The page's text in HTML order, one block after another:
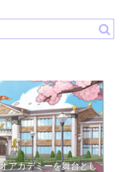
アカデミーを舞台とし